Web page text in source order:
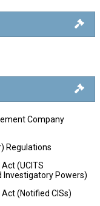
Company
Regulations
(UCITS
Investigatory Powers)
(Notified CISs)